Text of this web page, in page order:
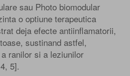
sau Photo biomodular
o optiune terapeutica
deja efecte antiinflamatorii,
sustinand astfel,
ranilor si a leziunilor
5].